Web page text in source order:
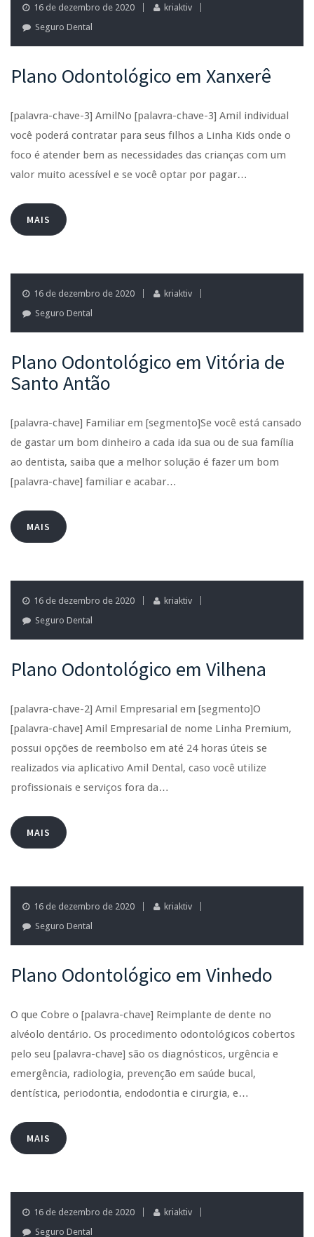
16 de dezembro de 2020
kriaktiv
Seguro Dental
Plano Odontológico em Xanxerê
[palavra-chave-3] AmilNo [palavra-chave-3] Amil individual
você poderá contratar para seus filhos a Linha Kids onde o
foco é atender bem as necessidades das crianças com um
valor muito acessível e se você optar por pagar…
MAIS
16 de dezembro de 2020
kriaktiv
Seguro Dental
Plano Odontológico em Vitória de
Santo Antão
[palavra-chave] Familiar em [segmento]Se você está cansado
de gastar um bom dinheiro a cada ida sua ou de sua família
ao dentista, saiba que a melhor solução é fazer um bom
[palavra-chave] familiar e acabar…
MAIS
16 de dezembro de 2020
kriaktiv
Seguro Dental
Plano Odontológico em Vilhena
[palavra-chave-2] Amil Empresarial em [segmento]O
[palavra-chave] Amil Empresarial de nome Linha Premium,
possui opções de reembolso em até 24 horas úteis se
realizados via aplicativo Amil Dental, caso você utilize
profissionais e serviços fora da…
MAIS
16 de dezembro de 2020
kriaktiv
Seguro Dental
Plano Odontológico em Vinhedo
O que Cobre o [palavra-chave] Reimplante de dente no
alvéolo dentário. Os procedimento odontológicos cobertos
pelo seu [palavra-chave] são os diagnósticos, urgência e
emergência, radiologia, prevenção em saúde bucal,
dentística, periodontia, endodontia e cirurgia, e…
MAIS
16 de dezembro de 2020
kriaktiv
Seguro Dental